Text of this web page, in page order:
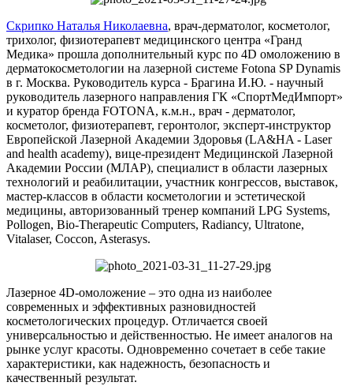
Скрипко Наталья Николаевна, врач-дерматолог, косметолог,
трихолог, физиотерапевт медицинского центра «Гранд
Медика» прошла дополнительный курс по 4D омоложению в
дерматокосметологии на лазерной системе Fotona SP Dynamis
в г. Москва. Руководитель курса - Брагина И.Ю. - научный
руководитель лазерного направления ГК «СпортМедИмпорт»
и куратор бренда FOTONA, к.м.н., врач - дерматолог,
косметолог, физиотерапевт, геронтолог, эксперт-инструктор
Европейской Лазерной Академии Здоровья (LA&HA - Laser
and health academy), вице-президент Медицинской Лазерной
Академии России (МЛАР), специалист в области лазерных
технологий и реабилитации, участник конгрессов, выставок,
мастер-классов в области косметологии и эстетической
медицины, авторизованный тренер компаний LPG Systems,
Pollogen, Bio-Therapeutic Computers, Radiancy, Ultratone,
Vitalaser, Coccon, Asterasys.
Лазерное 4D-омоложение – это одна из наиболее
современных и эффективных разновидностей
косметологических процедур. Отличается своей
универсальностью и действенностью. Не имеет аналогов на
рынке услуг красоты. Одновременно сочетает в себе такие
характеристики, как надежность, безопасность и
качественный результат.